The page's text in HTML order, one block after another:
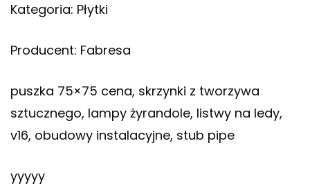
Kategoria: Płytki
Producent: Fabresa
puszka 75×75 cena, skrzynki z tworzywa
sztucznego, lampy żyrandole, listwy na ledy,
v16, obudowy instalacyjne, stub pipe
yyyyy